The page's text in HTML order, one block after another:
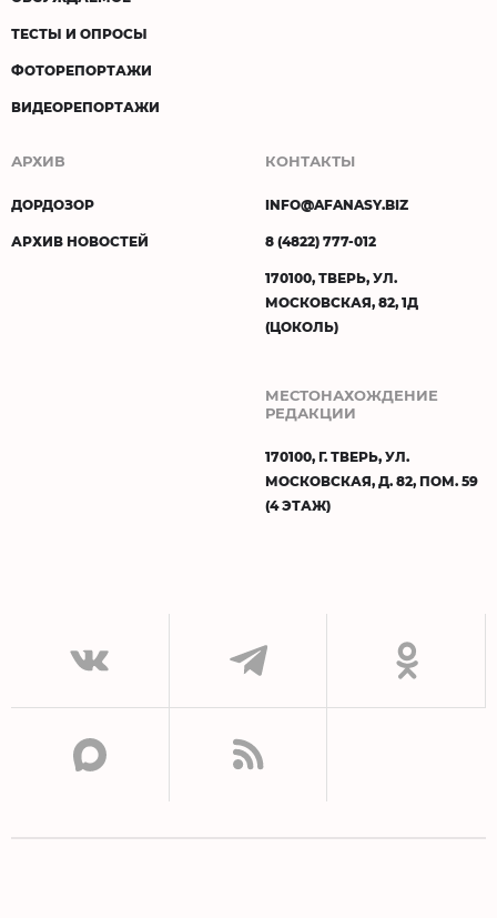
ТЕСТЫ И ОПРОСЫ
ФОТОРЕПОРТАЖИ
ВИДЕОРЕПОРТАЖИ
АРХИВ
ДОРДОЗОР
АРХИВ НОВОСТЕЙ
КОНТАКТЫ
INFO@AFANASY.BIZ
8 (4822) 777-012
170100, ТВЕРЬ, УЛ.
МОСКОВСКАЯ, 82, 1Д
(ЦОКОЛЬ)
МЕСТОНАХОЖДЕНИЕ
РЕДАКЦИИ
170100, Г. ТВЕРЬ, УЛ.
МОСКОВСКАЯ, Д. 82, ПОМ. 59
(4 ЭТАЖ)